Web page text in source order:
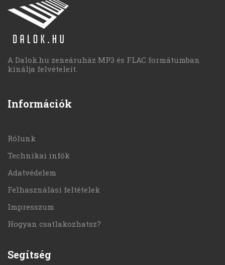
A Dalok.hu zeneáruház MP3 és FLAC formátumban
kínálja felvételeit.
Információk
Rólunk
Technikai infók
Adatvédelem
Felhasználási feltételek
Impresszum
Hogyan csatlakozhatsz?
Segítség